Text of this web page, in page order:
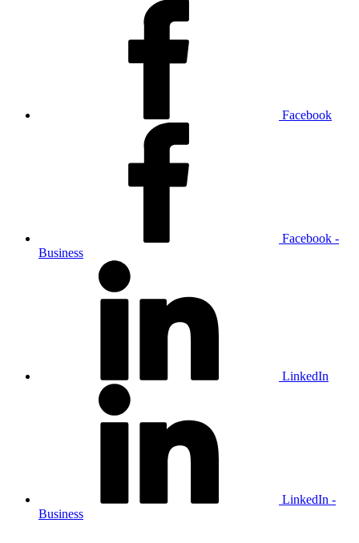
Facebook
Facebook -
Business
LinkedIn
LinkedIn -
Business